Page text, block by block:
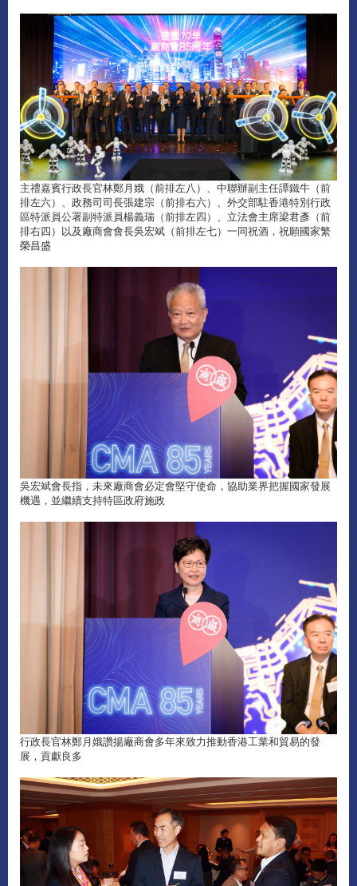
主禮嘉賓行政長官林鄭月娥（前排左八）、中聯辦副主任譚鐵牛（前
排左六）、政務司司長張建宗（前排右六）、外交部駐香港特別行政
區特派員公署副特派員楊義瑞（前排左四）、立法會主席梁君彥（前
排右四）以及廠商會會長吳宏斌（前排左七）一同祝酒，祝願國家繁
榮昌盛
吳宏斌會長指，未來廠商會必定會堅守使命，協助業界把握國家發展
機遇，並繼續支持特區政府施政
行政長官林鄭月娥讚揚廠商會多年來致力推動香港工業和貿易的發
展，貢獻良多